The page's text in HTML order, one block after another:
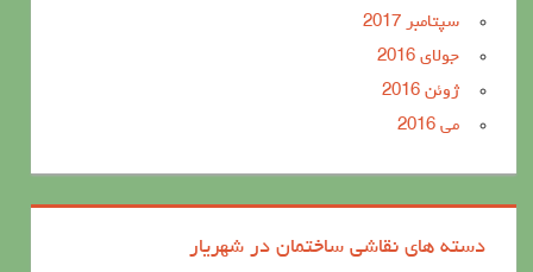
سپتامبر 2017
جولای 2016
ژوئن 2016
می 2016
دسته های نقاشی ساختمان در شهریار